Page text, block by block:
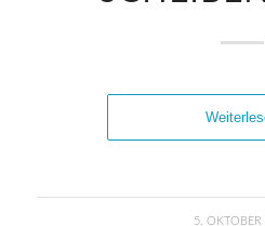
5. OKTOBER